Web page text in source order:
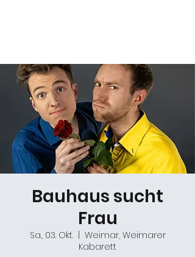
Bauhaus sucht
Frau
Sa., 03. Okt.
  |
Weimar, Weimarer
Kabarett